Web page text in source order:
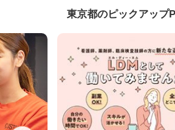
東京都のピックアップ